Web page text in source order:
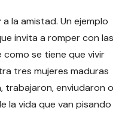
la amistad. Un ejemplo
invita a romper con las
se tiene que vivir
tres mujeres maduras
trabajaron, enviudaron o
la vida que van pisando